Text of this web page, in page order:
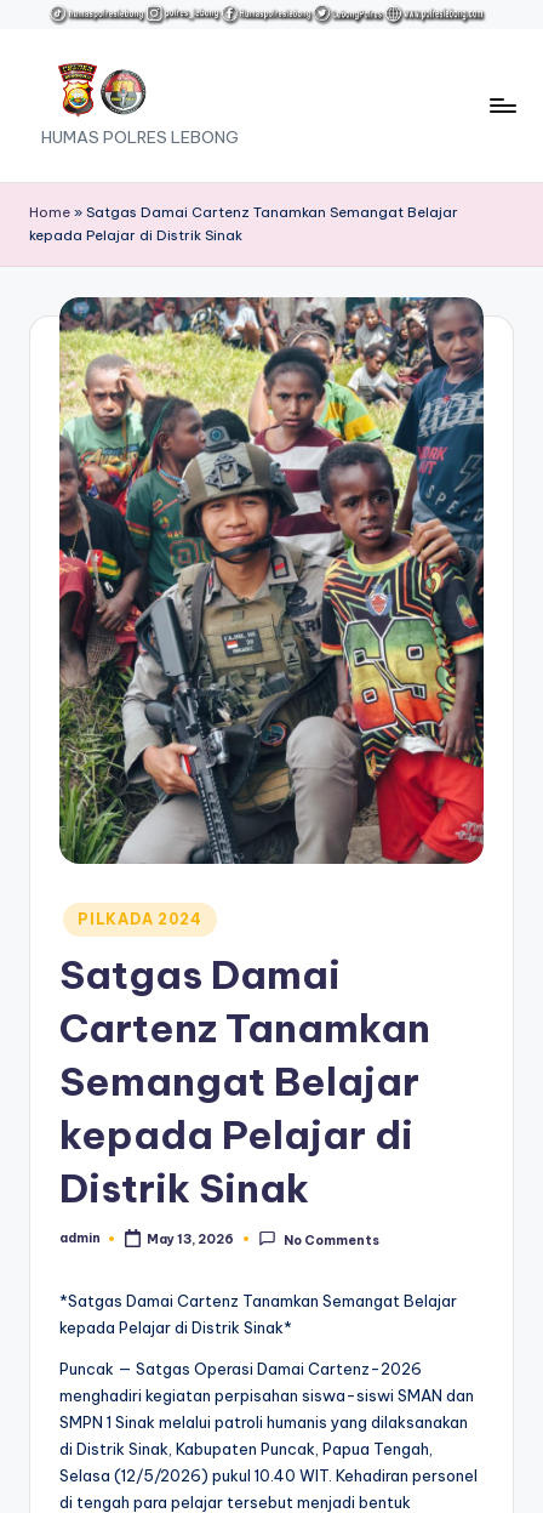
content
HUMAS POLRES LEBONG
Home » Satgas Damai Cartenz Tanamkan Semangat Belajar
kepada Pelajar di Distrik Sinak
Posted
in
PILKADA 2024
Satgas Damai
Cartenz Tanamkan
Semangat Belajar
kepada Pelajar di
Distrik Sinak
Posted
admin May 13, 2026 No Comments
*Satgas Damai Cartenz Tanamkan Semangat Belajar
kepada Pelajar di Distrik Sinak*
Puncak — Satgas Operasi Damai Cartenz-2026
menghadiri kegiatan perpisahan siswa-siswi SMAN dan
SMPN 1 Sinak melalui patroli humanis yang dilaksanakan
di Distrik Sinak, Kabupaten Puncak, Papua Tengah,
Selasa (12/5/2026) pukul 10.40 WIT. Kehadiran personel
di tengah para pelajar tersebut menjadi bentuk